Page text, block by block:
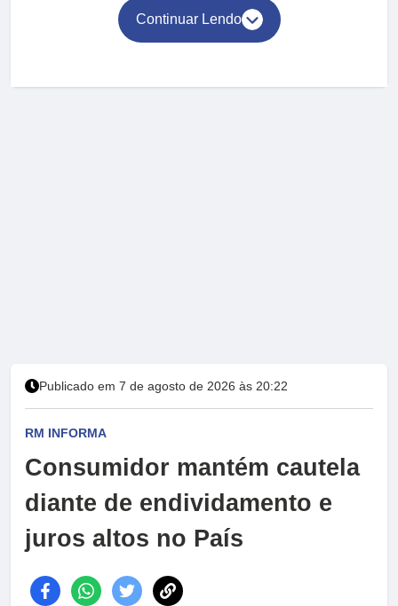
Continuar Lendo
Publicado em 7 de agosto de 2026 às 20:22
RM INFORMA
Consumidor mantém cautela
diante de endividamento e
juros altos no País